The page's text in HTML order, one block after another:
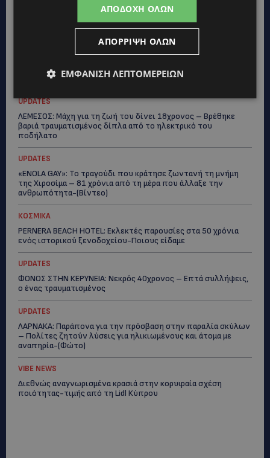
ΛΑΤΣΙΑ-ΓΕΡΙ: Στο επίκεντρο η δημιουργία δομών για
ασυνόδευτους ανήλικους – Αντιδρά ο Δήμος, στηρίζει υπό
προϋποθέσεις το Κίνημα Οικολόγων
ΣΤΟ «ΚΟΚΚΙΝΟ» Η ΖΕΣΤΗ: Νέα κίτρινη προειδοποίηση και
40άρια στο εσωτερικό
UPDATES
ΛΕΜΕΣΟΣ: Μάχη για τη ζωή του δίνει 18χρονος – Βρέθηκε
βαριά τραυματισμένος δίπλα από το ηλεκτρικό του
ποδήλατο
UPDATES
«ENOLA GAY»: Το τραγούδι που κράτησε ζωντανή τη μνήμη
της Χιροσίμα – 81 χρόνια από τη μέρα που άλλαξε την
ανθρωπότητα-(Bίντεο)
ΚΟΣΜΙΚΑ
PERNERA BEACH HOTEL: Εκλεκτές παρουσίες στα 50 χρόνια
ενός ιστορικού ξενοδοχείου-Ποιους είδαμε
UPDATES
ΦΟΝΟΣ ΣΤΗΝ ΚΕΡΥΝΕΙΑ: Νεκρός 40χρονος – Επτά συλλήψεις,
ο ένας τραυματισμένος
UPDATES
ΛΑΡΝΑΚΑ: Παράπονα για την πρόσβαση στην παραλία σκύλων
– Πολίτες ζητούν λύσεις για ηλικιωμένους και άτομα με
αναπηρία-(Φώτο)
VIBE NEWS
Διεθνώς αναγνωρισμένα κρασιά στην κορυφαία σχέση
ποιότητας-τιμής από τη Lidl Κύπρου
ΑΠΟΔΟΧΉ ΌΛΩΝ
ΑΠΌΡΡΙΨΗ ΌΛΩΝ
ΕΜΦΆΝΙΣΗ ΛΕΠΤΟΜΕΡΕΙΏΝ